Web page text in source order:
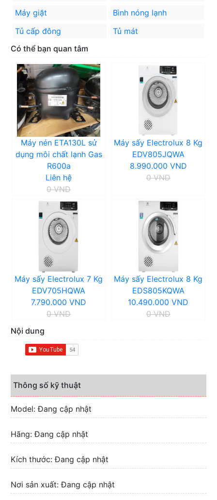
Máy giặt
Bình nóng lạnh
Tủ cấp đông
Tủ mát
Có thể bạn quan tâm
Máy nén ETA130L sử
dụng môi chất lạnh Gas
R600a
Liên hệ
0 VND
Máy sấy Electrolux 8 Kg
EDV805JQWA
8.990.000 VND
0 VND
Máy sấy Electrolux 7 Kg
EDV705HQWA
7.790.000 VND
0 VND
Máy sấy Electrolux 8 Kg
EDS805KQWA
10.490.000 VND
0 VND
Nội dung
Thông số kỹ thuật
Model: Đang cập nhật
Hãng: Đang cập nhật
Kích thước: Đang cập nhật
Nơi sản xuất: Đang cập nhật